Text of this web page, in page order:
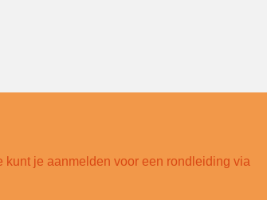
je aanmelden voor een rondleiding via